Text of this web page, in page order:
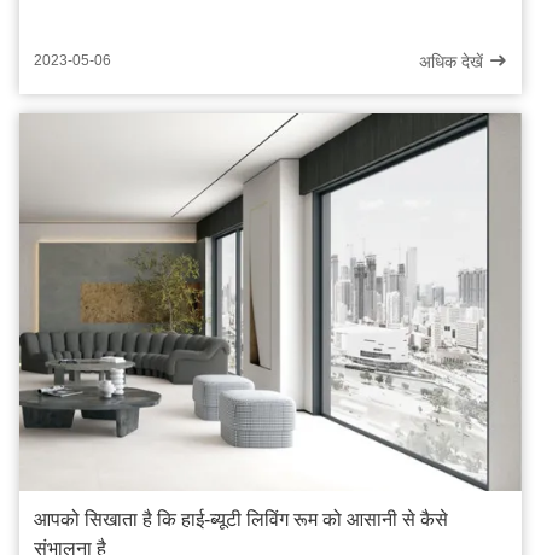
2023-05-06 अधिक देखें
आपको सिखाता है कि हाई-ब्यूटी लिविंग रूम को आसानी से कैसे
संभालना है